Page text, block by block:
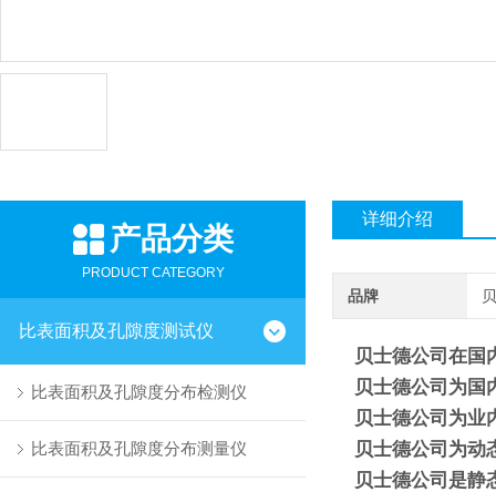
产品分类
PRODUCT CATEGORY
比表面积及孔隙度测试仪
比表面积及孔隙度分布检测仪
比表面积及孔隙度分布测量仪
详细介绍
品牌
贝士德公司在国
贝士德公司为国
贝士德公司为业
贝士德公司为动
贝士德公司是静